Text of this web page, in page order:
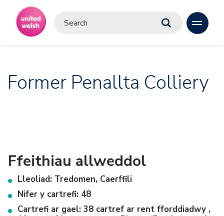
Former Penallta Colliery
Ffeithiau allweddol
Lleoliad: Tredomen, Caerffili
Nifer y cartrefi: 48
Cartrefi ar gael: 38 cartref ar rent fforddiadwy ,